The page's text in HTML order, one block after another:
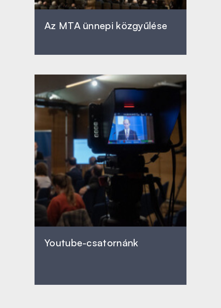
Az MTA ünnepi közgyűlése
Youtube-csatornánk